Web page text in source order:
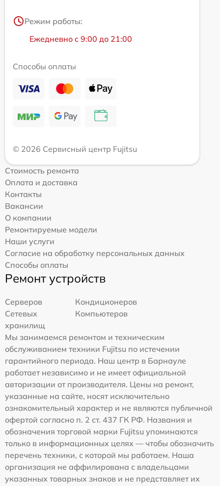
Режим работы:
Ежедневно с 9:00 до 21:00
Способы оплаты
© 2026 Сервисный центр Fujitsu
Стоимость ремонта
Оплата и доставка
Контакты
Вакансии
О компании
Ремонтируемые модели
Наши услуги
Согласие на обработку персональных данных
Способы оплаты
Ремонт устройств
Серверов
Кондиционеров
Сетевых
хранилищ
Компьютеров
Мы занимаемся ремонтом и техническим
обслуживанием техники Fujitsu по истечении
гарантийного периода. Наш центр в Барнауле
работает независимо и не имеет официальной
авторизации от производителя. Цены на ремонт,
указанные на сайте, носят исключительно
ознакомительный характер и не являются публичной
офертой согласно п. 2 ст. 437 ГК РФ. Названия и
обозначения торговой марки Fujitsu упоминаются
только в информационных целях — чтобы обозначить
перечень техники, с которой мы работаем. Наша
организация не аффилирована с владельцами
указанных товарных знаков и не представляет их